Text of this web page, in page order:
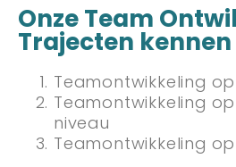
Onze Team
Trajecten
Teamontwikkeling
Teamontwikkeling
niveau
Teamontwikkeling